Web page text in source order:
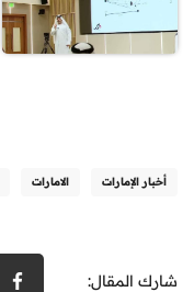
أخبار الإمارات الامارات
شارك المقال: